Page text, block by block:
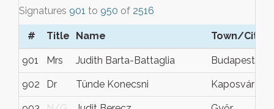
Signatures 901 to 950 of 2516
# Title Name Town/City
901 Mrs Judith Barta-Battaglia Budapest
902 Dr Tünde Konecsni Kaposvár